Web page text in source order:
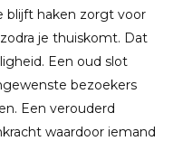
blijft haken zorgt voor
je thuiskomt. Dat
Een oud slot
bezoekers
Een verouderd
waardoor iemand